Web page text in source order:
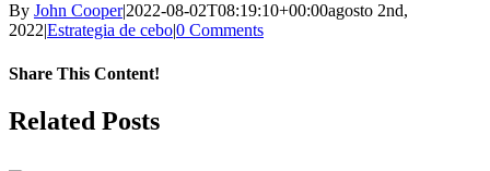
By John Cooper|2022-08-02T08:19:10+00:00agosto 2nd,
2022|Estrategia de cebo|0 Comments
Share This Content!
Facebook
X
LinkedIn
WhatsApp
Tumblr
Pinterest
Email
Related Posts